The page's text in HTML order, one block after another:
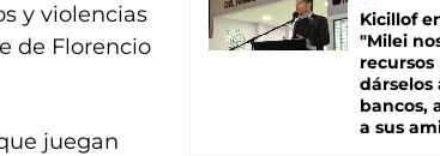
y violencias
de Florencio
juegan
Kicillof
"Milei
recursos
dárselos
bancos,
a sus